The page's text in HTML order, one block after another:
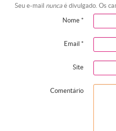
Seu e-mail nunca é divulgado. Os
Nome *
Email *
Site
Comentário